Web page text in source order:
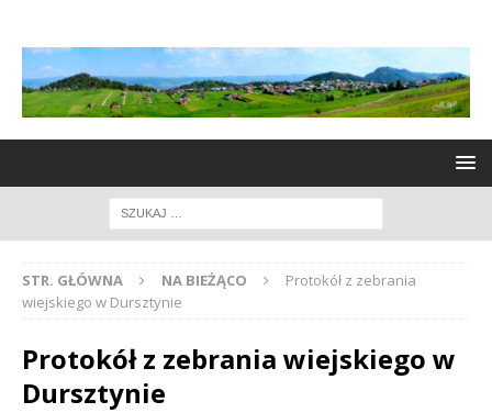
STR. GŁÓWNA NA BIEŻĄCO
Protokół z zebrania
wiejskiego w Dursztynie
Protokół z zebrania wiejskiego w
Dursztynie